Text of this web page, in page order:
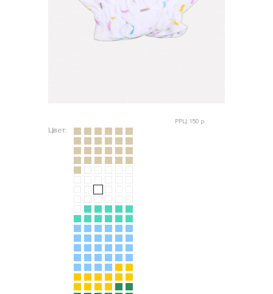
Цвет:
РРЦ: 150 р.